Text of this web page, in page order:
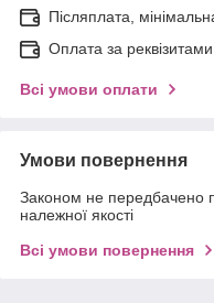
Післяплата,
Оплата за реквізитами
Всі умови оплати
Умови повернення
Законом не передбачено
належної якості
Всі умови повернення